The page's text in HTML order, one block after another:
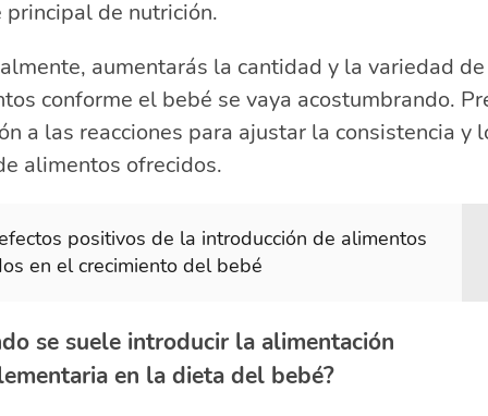
principal de nutrición.
aumentarás la cantidad y la variedad de
conforme el bebé se vaya acostumbrando.
a las reacciones para ajustar la consistencia y
alimentos ofrecidos.
positivos de la introducción de alimentos
en el crecimiento del bebé
se suele introducir la alimentación
en la dieta del bebé?